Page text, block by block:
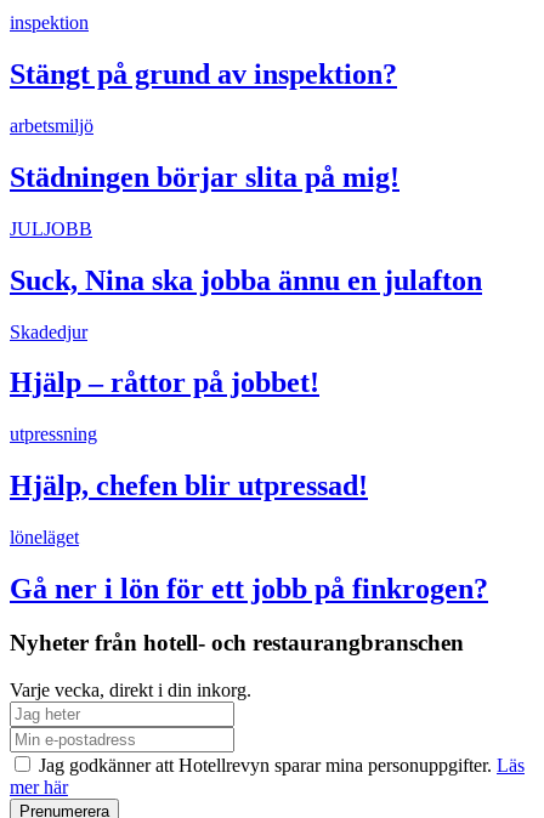
inspektion
Stängt på grund av inspektion?
arbetsmiljö
Städningen börjar slita på mig!
JULJOBB
Suck, Nina ska jobba ännu en julafton
Skadedjur
Hjälp – råttor på jobbet!
utpressning
Hjälp, chefen blir utpressad!
löneläget
Gå ner i lön för ett jobb på finkrogen?
Nyheter från hotell- och restaurangbranschen
Varje vecka, direkt i din inkorg.
Jag godkänner att Hotellrevyn sparar mina personuppgifter. Läs
mer här